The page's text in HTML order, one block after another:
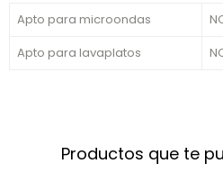
Apto para microondas
Apto para lavaplatos
Productos que te